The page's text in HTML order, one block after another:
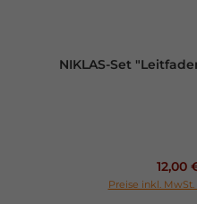
NIKLAS-Set
12,00
Preise inkl.